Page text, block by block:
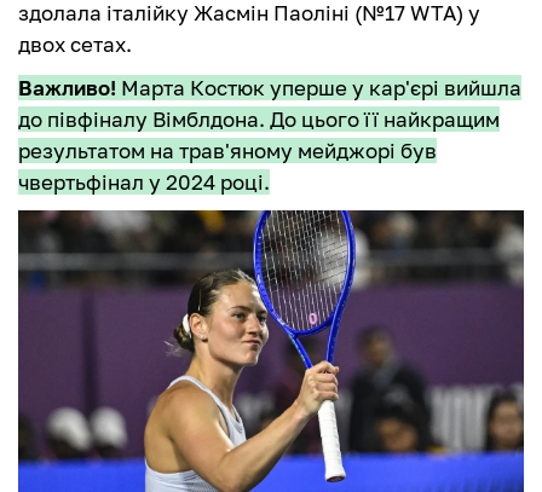
здолала італійку Жасмін Паоліні (№17 WTA) у
двох сетах.
Важливо! Марта Костюк уперше у кар'єрі вийшла
до півфіналу Вімблдона. До цього її найкращим
результатом на трав'яному мейджорі був
чвертьфінал у 2024 році.